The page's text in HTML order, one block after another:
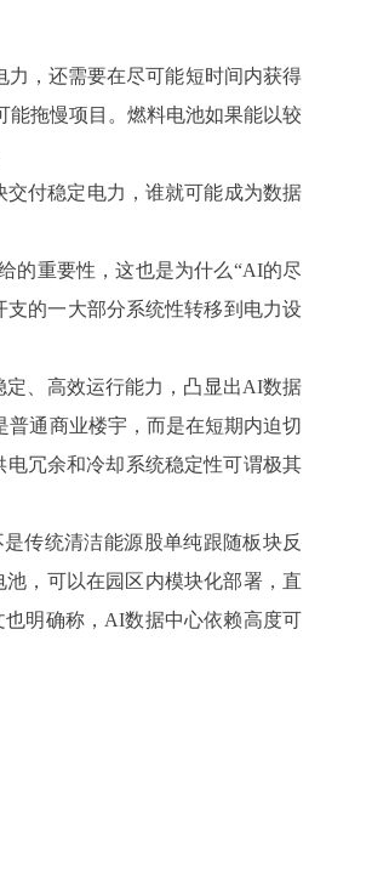
力，还需要在尽可能短时间内获得
能拖慢项目。燃料电池如果能以较
付稳定电力，谁就可能成为数据
的重要性，这也是为什么“AI的尽
的一大部分系统性转移到电力设
定、高效运行能力，凸显出AI数据
通商业楼宇，而是在短期内迫切
冗余和冷却系统稳定性可谓极其
传统清洁能源股单纯跟随板块反
，可以在园区内模块化部署，直
明确称，AI数据中心依赖高度可